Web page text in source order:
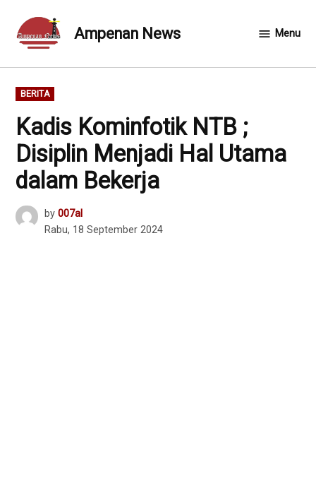
content
Ampenan News Menu
POSTED
IN
BERITA
Kadis Kominfotik NTB ;
Disiplin Menjadi Hal Utama
dalam Bekerja
by 007al
Rabu, 18 September 2024